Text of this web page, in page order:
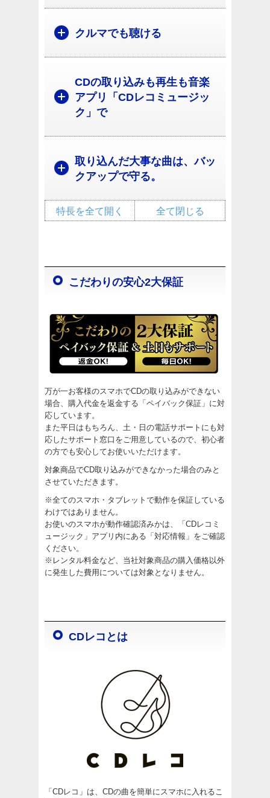
クルマでも聴ける
CDの取り込みも再生も音楽
アプリ「CDレコミュージッ
ク」で
取り込んだ大事な曲は、バッ
クアップで守る。
全て閉じる
特長を全て開く
こだわりの安心2大保証
万が一お客様のスマホでCDの取り込みができない
場合、購入代金を返金する「ペイバック保証」に対
応しています。
また平日はもちろん、土・日の電話サポートにも対
応したサポート窓口をご用意しているので、初心者
の方でも安心してお使いいただけます。
対象商品でCD取り込みができなかった場合のみと
させていただきます。
※全てのスマホ・タブレットで動作を保証している
わけではありません。
お使いのスマホが動作確認済みかは、「CDレコミ
ュージック」アプリ内にある「対応情報」をご確認
ください。
※レンタル料金など、当社対象商品の購入価格以外
に発生した費用については対象となりません。
CDレコとは
「CDレコ」は、CDの曲を簡単にスマホに入れるこ